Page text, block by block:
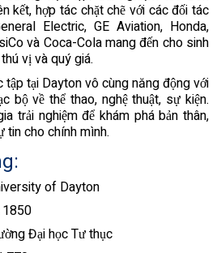
kết, hợp tác chặt chẽ với các đối tác
Electric, GE Aviation, Honda,
và Coca-Cola mang đến cho sinh
vị và quý giá.
tập tại Dayton vô cùng năng động với
bộ về thể thao, nghệ thuật, sự kiện.
trải nghiệm để khám phá bản thân,
tin cho chính mình.
of Dayton
1850
Đại học Tư thục